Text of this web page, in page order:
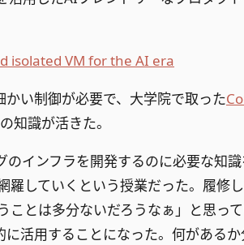
isolated VM for the AI era
い制御が必要で、大学院で取った
の知識が活きた。
インフラを開発するのに必要な知
羅していくという授業だった。履修
ことは多分ないだろうなぁ」と思っ
活用することになった。何がある